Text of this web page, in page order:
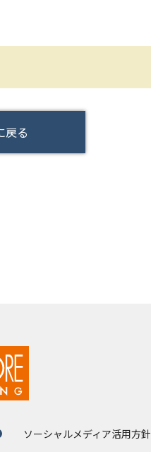
戻る
ソーシャルメディア活用方針